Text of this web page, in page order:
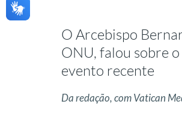
O Arcebispo
ONU, falou sobre
evento recente
Da redação, com Vatican